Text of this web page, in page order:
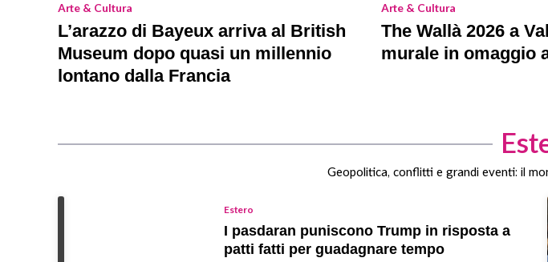
Arte & Cultura
L’arazzo di Bayeux arriva al British
Museum dopo quasi un millennio
lontano dalla Francia
Arte & Cultura
The Wallà 2026 a
murale in omaggio
Geopolitica, conflitti e grandi eventi: il
Estero
I pasdaran puniscono Trump in risposta a
patti fatti per guadagnare tempo